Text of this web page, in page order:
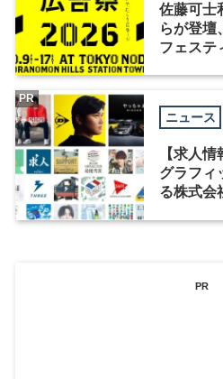
佐藤可士
らが登壇
フェステ
ニュース
【求人
グラフィ
る株式会
PR
PR